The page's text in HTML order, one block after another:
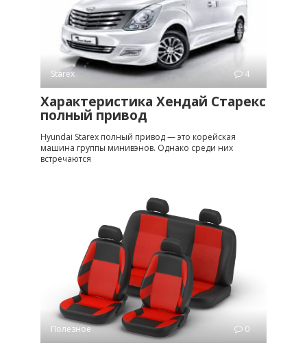
Starex 4
Характеристика Хендай Старекс
полный привод
Hyundai Starex полный привод — это корейская
машина группы минивэнов. Однако среди них
встречаются
Полезное 0